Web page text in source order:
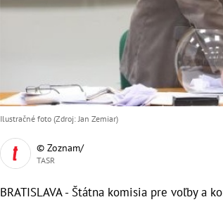
Ilustračné foto (Zdroj: Jan Zemiar)
© Zoznam/
TASR
BRATISLAVA - Štátna komisia pre voľby a